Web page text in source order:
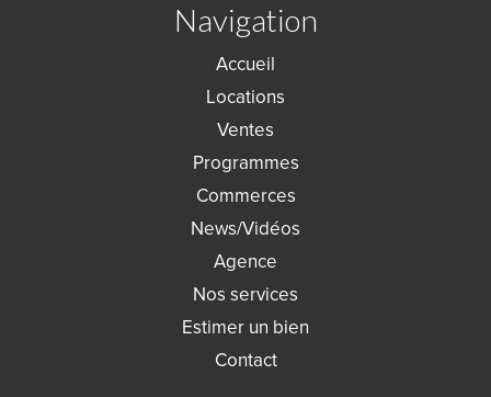
Navigation
Accueil
Locations
Ventes
Programmes
Commerces
News/Vidéos
Agence
Nos services
Estimer un bien
Contact